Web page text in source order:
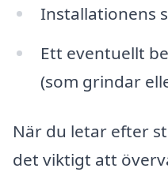
Installationens
Ett eventuellt
(som grindar
När du letar efter
det viktigt att